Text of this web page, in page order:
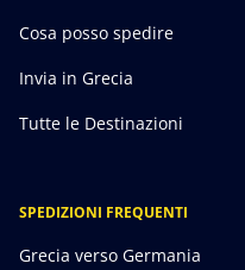
Cosa posso spedire
Invia in Grecia
Tutte le Destinazioni
SPEDIZIONI FREQUENTI
Grecia verso Germania